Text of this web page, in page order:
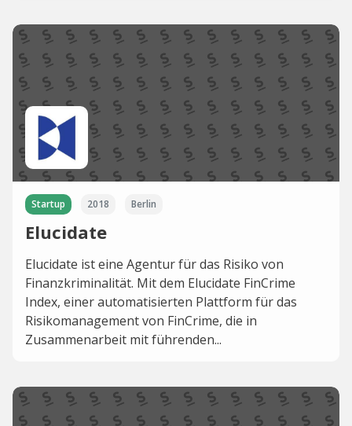
Startup 2018 Berlin
Elucidate
Elucidate ist eine Agentur für das Risiko von
Finanzkriminalität. Mit dem Elucidate FinCrime
Index, einer automatisierten Plattform für das
Risikomanagement von FinCrime, die in
Zusammenarbeit mit führenden...